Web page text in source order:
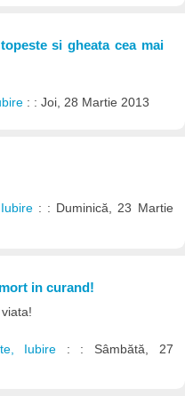
si gheata cea mai
: : Joi, 28 Martie 2013
: : Duminică, 23 Martie
in curand!
Iubire : : Sâmbătă, 27